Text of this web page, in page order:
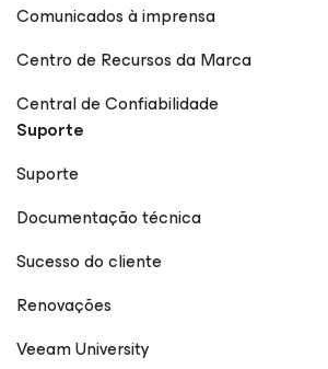
Comunicados à imprensa
Centro de Recursos da Marca
Central de Confiabilidade
Suporte
Suporte
Documentação técnica
Sucesso do cliente
Renovações
Veeam University